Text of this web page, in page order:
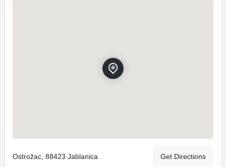
Ostrožac, 88423 Jablanica Get Directions